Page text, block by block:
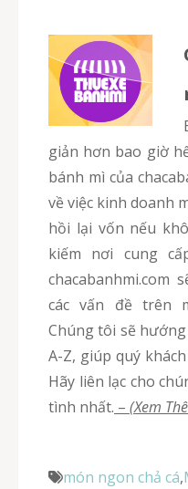
Bán
giản hơn bao giờ
bánh mì của
về việc kinh doanh
hồi lại vốn nếu
kiếm nơi cung
chacabanhmi.com
các vấn đề trên
Chúng tôi sẽ
A-Z, giúp quý
Hãy liên lạc cho
tình nhất. – (Xem
món ngon chả cá,